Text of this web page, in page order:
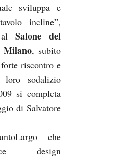
sviluppa e
incline”,
Salone del
, subito
riscontro e
sodalizio
si completa
di Salvatore
che
design